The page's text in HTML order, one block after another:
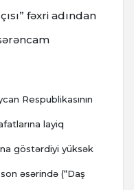
fəxri adından
Respublikasının
layiq
göstərdiyi yüksək
əsərində (“Daş